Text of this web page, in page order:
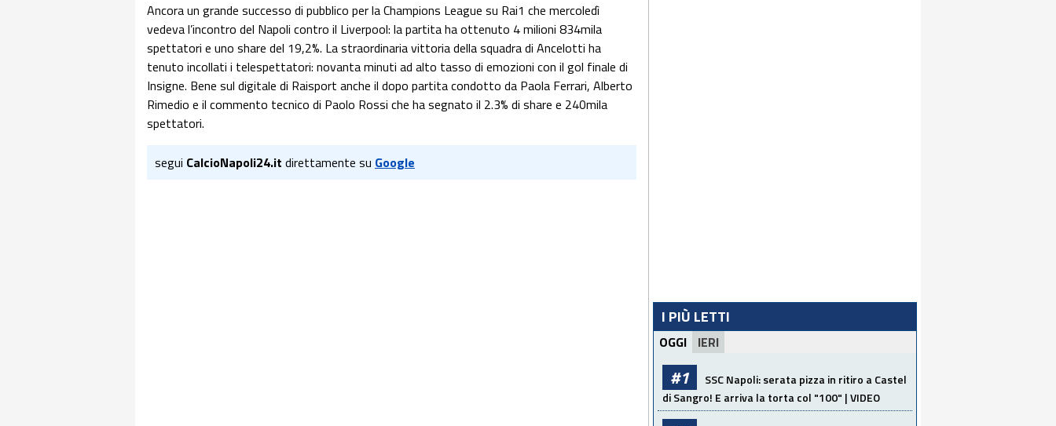
Ancora un grande successo di pubblico per la Champions League su Rai1 che mercoledì
vedeva l’incontro del Napoli contro il Liverpool: la partita ha ottenuto 4 milioni 834mila
spettatori e uno share del 19,2%. La straordinaria vittoria della squadra di Ancelotti ha
tenuto incollati i telespettatori: novanta minuti ad alto tasso di emozioni con il gol finale di
Insigne. Bene sul digitale di Raisport anche il dopo partita condotto da Paola Ferrari, Alberto
Rimedio e il commento tecnico di Paolo Rossi che ha segnato il 2.3% di share e 240mila
spettatori.
segui CalcioNapoli24.it direttamente su Google
I PIÙ LETTI
OGGI IERI
#1
SSC Napoli: serata pizza in ritiro a Castel
di Sangro! E arriva la torta col "100" | VIDEO